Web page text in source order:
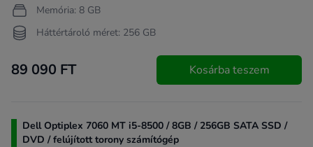
Memória: 8 GB
Háttértároló méret: 256 GB
89 090 FT Kosárba teszem
Dell Optiplex 7060 MT i5-8500 / 8GB / 256GB SATA SSD /
DVD / felújított torony számítógép